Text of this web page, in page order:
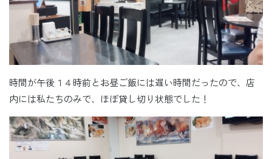
時間が午後１４時前とお昼ご飯には遅い時間だったので、店
内には私たちのみで、ほぼ貸し切り状態でした！